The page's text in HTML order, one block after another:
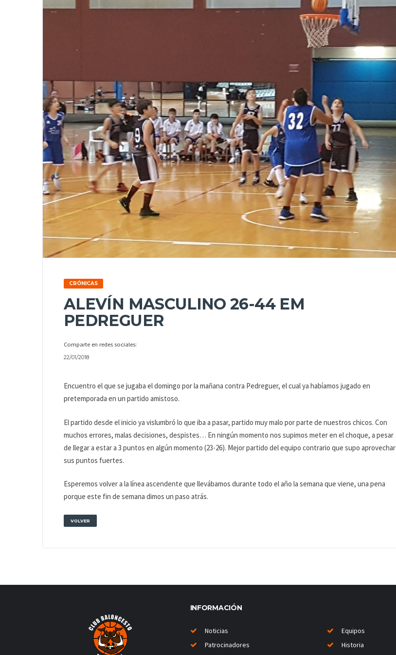
CRÓNICAS
ALEVÍN MASCULINO 26-44 EM
PEDREGUER
Comparte en redes sociales:
22/01/2018
Encuentro el que se jugaba el domingo por la mañana contra Pedreguer, el cual ya habíamos jugado en
pretemporada en un partido amistoso.
El partido desde el inicio ya vislumbró lo que iba a pasar, partido muy malo por parte de nuestros chicos. Con
muchos errores, malas decisiones, despistes… En ningún momento nos supimos meter en el choque, a pesar
de llegar a estar a 3 puntos en algún momento (23-26). Mejor partido del equipo contrario que supo aprovechar
sus puntos fuertes.
Esperemos volver a la línea ascendente que llevábamos durante todo el año la semana que viene, una pena
porque este fin de semana dimos un paso atrás.
VOLVER
INFORMACIÓN
Noticias
Equipos
Patrocinadores
Historia